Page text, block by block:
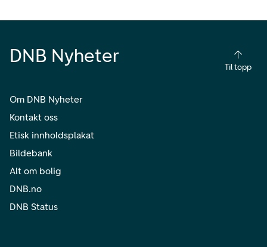
DNB Nyheter
Til topp
Om DNB Nyheter
Kontakt oss
Etisk innholdsplakat
Bildebank
Alt om bolig
DNB.no
DNB Status